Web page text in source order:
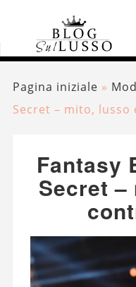
Pagina iniziale »
Secret – mito, lusso
Fantasy
Secret